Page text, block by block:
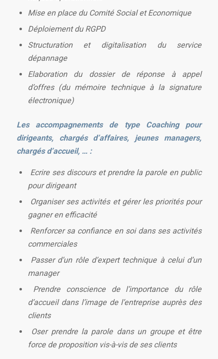
Mise en place du Comité Social et Economique
Déploiement du RGPD
Structuration et digitalisation du service
dépannage
Elaboration du dossier de réponse à appel
d’offres (du mémoire technique à la signature
électronique)
Les accompagnements de type Coaching pour
dirigeants, chargés d’affaires, jeunes managers,
chargés d’accueil, … :
Ecrire ses discours et prendre la parole en public
pour dirigeant
Organiser ses activités et gérer les priorités pour
gagner en efficacité
Renforcer sa confiance en soi dans ses activités
commerciales
Passer d’un rôle d’expert technique à celui d’un
manager
Prendre conscience de l’importance du rôle
d’accueil dans l’image de l’entreprise auprès des
clients
Oser prendre la parole dans un groupe et être
force de proposition vis-à-vis de ses clients